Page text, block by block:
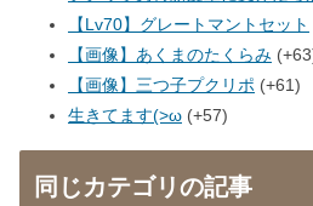
【Lv70】グレートマントセット
【画像】あくまのたくらみ +63
【画像】三つ子プクリポ
+61
生きてます(>ω +57
同じカテゴリの記事